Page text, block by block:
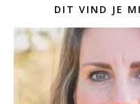
DIT VIND JE